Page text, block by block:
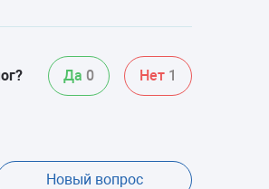
Да 0 Нет 1
Новый вопрос